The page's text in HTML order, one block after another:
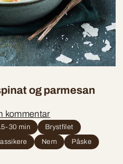
og parmesan
kommentar
30 min
Brystfilet
Nem
Påske